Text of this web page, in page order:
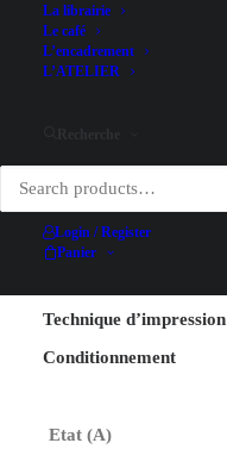
La librairie
Le café
L’encadrement
L’ATELIER
Login / Register
Panier
Illustrateur
Hauteur (hors entoilage)
Technique d’impression
Conditionnement
Etat (A)